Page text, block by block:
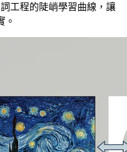
工程的陡峭學習曲線，讓
。